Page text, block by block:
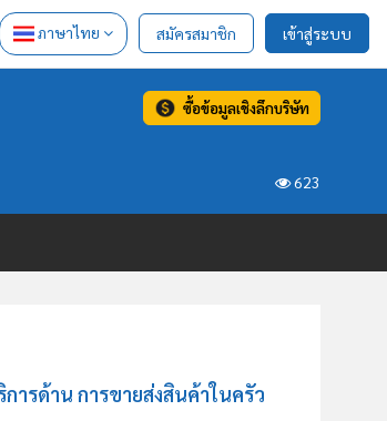
ภาษาไทย สมัครสมาชิก เข้าสู่ระบบ
ซื้อข้อมูลเชิงลึกบริษัท
623
รด้าน การขายส่งสินค้าในครัว